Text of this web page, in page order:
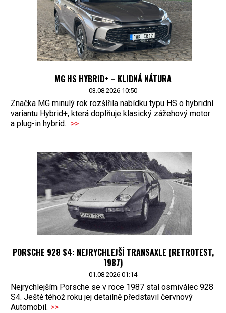
MG HS HYBRID+ – KLIDNÁ NÁTURA
03.08.2026 10:50
Značka MG minulý rok rozšířila nabídku typu HS o hybridní
variantu Hybrid+, která doplňuje klasický zážehový motor
a plug-in hybrid. >>
PORSCHE 928 S4: NEJRYCHLEJŠÍ TRANSAXLE (RETROTEST,
1987)
01.08.2026 01:14
Nejrychlejším Porsche se v roce 1987 stal osmiválec 928
S4. Ještě téhož roku jej detailně představil červnový
Automobil. >>